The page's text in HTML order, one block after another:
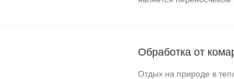
Обработка от
Отдых на природе в